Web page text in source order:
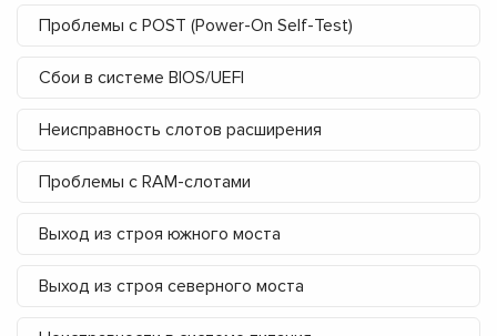
Проблемы с POST (Power-On Self-Test)
Сбои в системе BIOS/UEFI
Неисправность слотов расширения
Проблемы с RAM-слотами
Выход из строя южного моста
Выход из строя северного моста